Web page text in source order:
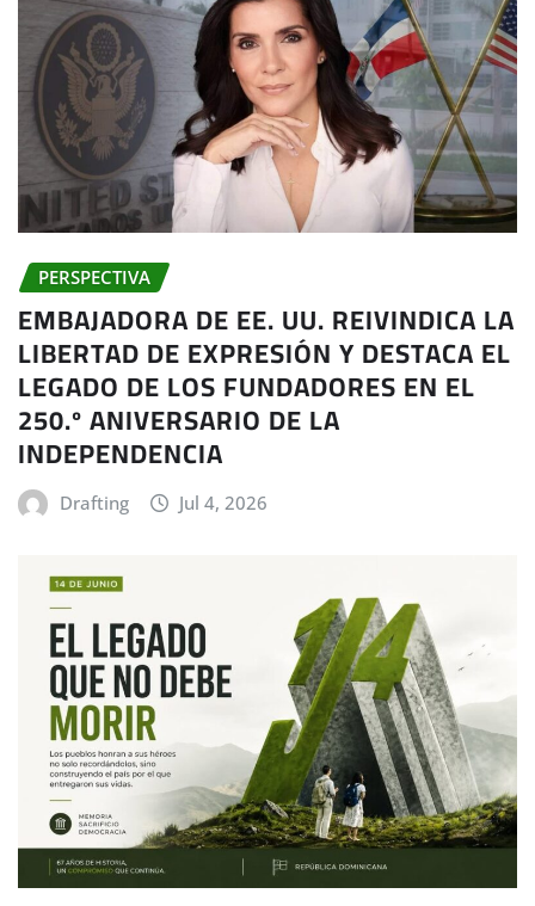
PERSPECTIVA
EMBAJADORA DE EE. UU. REIVINDICA LA
LIBERTAD DE EXPRESIÓN Y DESTACA EL
LEGADO DE LOS FUNDADORES EN EL
250.º ANIVERSARIO DE LA
INDEPENDENCIA
Drafting Jul 4, 2026